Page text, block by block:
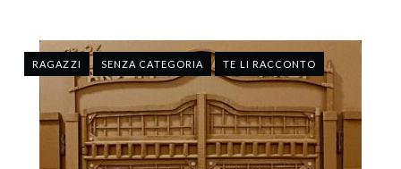
RAGAZZI SENZA CATEGORIA TE LI RACCONTO